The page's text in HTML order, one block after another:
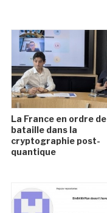
La France en ordre de
bataille dans la
cryptographie post-
quantique